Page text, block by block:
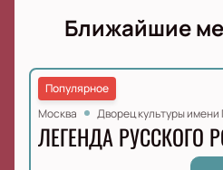
Ближайшие
Популярное
Москва
Дворец культуры имени
ЛЕГЕНДА РУССКОГО